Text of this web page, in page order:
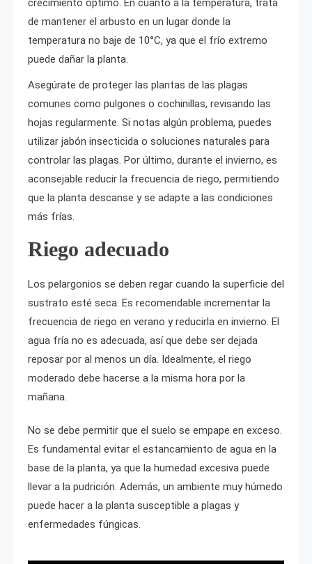
crecimiento óptimo. En cuanto a la temperatura, trata
de mantener el arbusto en un lugar donde la
temperatura no baje de 10°C, ya que el frío extremo
puede dañar la planta.
Asegúrate de proteger las plantas de las plagas
comunes como pulgones o cochinillas, revisando las
hojas regularmente. Si notas algún problema, puedes
utilizar jabón insecticida o soluciones naturales para
controlar las plagas. Por último, durante el invierno, es
aconsejable reducir la frecuencia de riego, permitiendo
que la planta descanse y se adapte a las condiciones
más frías.
Riego adecuado
Los pelargonios se deben regar cuando la superficie del
sustrato esté seca. Es recomendable incrementar la
frecuencia de riego en verano y reducirla en invierno. El
agua fría no es adecuada, así que debe ser dejada
reposar por al menos un día. Idealmente, el riego
moderado debe hacerse a la misma hora por la
mañana.
No se debe permitir que el suelo se empape en exceso.
Es fundamental evitar el estancamiento de agua en la
base de la planta, ya que la humedad excesiva puede
llevar a la pudrición. Además, un ambiente muy húmedo
puede hacer a la planta susceptible a plagas y
enfermedades fúngicas.